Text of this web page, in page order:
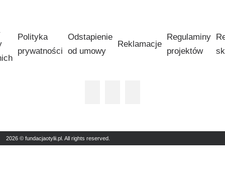
Polityka
prywatności
Odstapienie
od umowy
Reklamacje
Regulaminy
projektów
2026 © fundacjaotylii.pl. All rights reserved.